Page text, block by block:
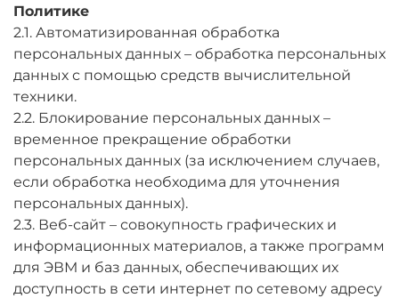
Политике
2.1. Автоматизированная обработка
персональных данных – обработка персональных
данных с помощью средств вычислительной
техники.
2.2. Блокирование персональных данных –
временное прекращение обработки
персональных данных (за исключением случаев,
если обработка необходима для уточнения
персональных данных).
2.3. Веб-сайт – совокупность графических и
информационных материалов, а также программ
для ЭВМ и баз данных, обеспечивающих их
доступность в сети интернет по сетевому адресу